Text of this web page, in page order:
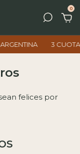
0
3 CUOTAS SIN
felices por